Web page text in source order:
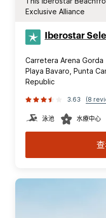
Exclusive Alliance
Iberostar
Carretera Arena Gorda
Playa Bavaro, Punta
Republic
3.63 (8
泳池 水療中心